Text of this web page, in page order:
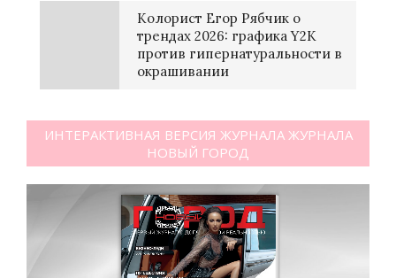
Колорист Егор Рябчик о
трендах 2026: графика Y2K
против гипернатуральности в
окрашивании
ИНТЕРАКТИВНАЯ ВЕРСИЯ ЖУРНАЛА ЖУРНАЛА
НОВЫЙ ГОРОД